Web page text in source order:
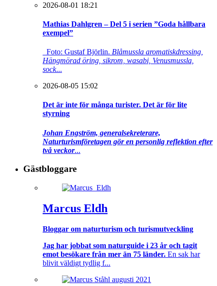
2026-08-01 18:21
Mathias Dahlgren – Del 5 i serien ”Goda hållbara
exempel”
Foto: Gustaf Björlin. Blåmussla aromatiskdressing,
Hängmörad öring, sikrom, wasabi, Venusmussla,
sock...
2026-08-05 15:02
Det är inte för många turister. Det är för lite
styrning
Johan Engström, generalsekreterare,
Naturturismföretagen gör en personlig reflektion efter
två veckor...
Gästbloggare
Marcus Eldh
Bloggar om naturturism och turismutveckling
Jag har jobbat som naturguide i 23 år och tagit
emot besökare från mer än 75 länder. En sak har
blivit väldigt tydlig f...